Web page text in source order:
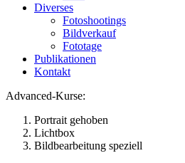
Diverses
Fotoshootings
Bildverkauf
Fototage
Publikationen
Kontakt
Advanced-Kurse:
Portrait gehoben
Lichtbox
Bildbearbeitung speziell